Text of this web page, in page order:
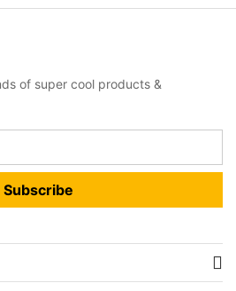
of super cool products &
Subscribe